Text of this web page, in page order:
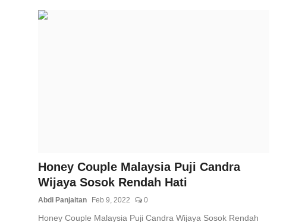
Honey Couple Malaysia Puji Candra
Wijaya Sosok Rendah Hati
Abdi Panjaitan Feb 9, 2022 0
Honey Couple Malaysia Puji Candra Wijaya Sosok Rendah